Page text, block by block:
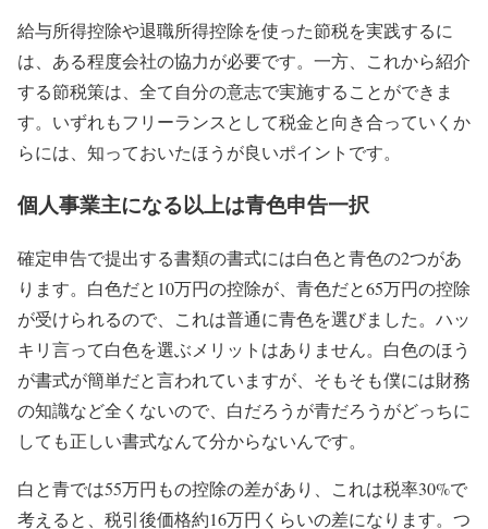
給与所得控除や退職所得控除を使った節税を実践するに
は、ある程度会社の協力が必要です。一方、これから紹介
する節税策は、全て自分の意志で実施することができま
す。いずれもフリーランスとして税金と向き合っていくか
らには、知っておいたほうが良いポイントです。
個人事業主になる以上は青色申告一択
確定申告で提出する書類の書式には白色と青色の2つがあ
ります。白色だと10万円の控除が、青色だと65万円の控除
が受けられるので、これは普通に青色を選びました。 ハッ
キリ言って白色を選ぶメリットはありません。 白色のほう
が書式が簡単だと言われていますが、そもそも僕には財務
の知識など全くないので、白だろうが青だろうがどっちに
しても正しい書式なんて分からないんです。
白と青では55万円もの控除の差があり、これは税率30%で
考えると、税引後価格約16万円くらいの差になります。つ